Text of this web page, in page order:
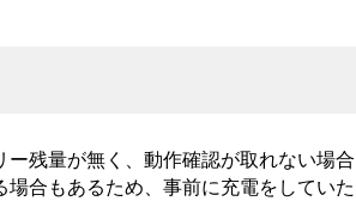
残量が無く、動作確認が取れない場
合もあるため、事前に充電をしていた